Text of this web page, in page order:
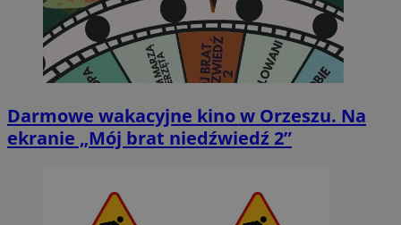
Darmowe wakacyjne kino w Orzeszu. Na
ekranie „Mój brat niedźwiedź 2”